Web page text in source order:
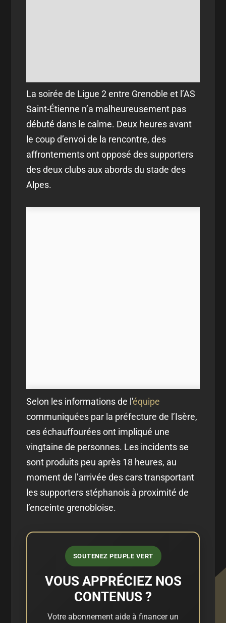
La soirée de Ligue 2 entre Grenoble et l’AS
Saint-Étienne n’a malheureusement pas
débuté dans le calme. Deux heures avant
le coup d’envoi de la rencontre, des
affrontements ont opposé des supporters
des deux clubs aux abords du stade des
Alpes.
Selon les informations de l'équipe
communiquées par la préfecture de l’Isère,
ces échauffourées ont impliqué une
vingtaine de personnes. Les incidents se
sont produits peu après 18 heures, au
moment de l’arrivée des cars transportant
les supporters stéphanois à proximité de
l’enceinte grenobloise.
SOUTENEZ PEUPLE VERT
VOUS APPRÉCIEZ NOS
CONTENUS ?
Votre abonnement aide à financer un